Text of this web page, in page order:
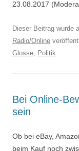
23.08.2017
Dieser Beitrag wurde
Radio/Online
Glosse, Politik.
Bei Online-
sein
Ob bei eBay,
beim Kauf noch